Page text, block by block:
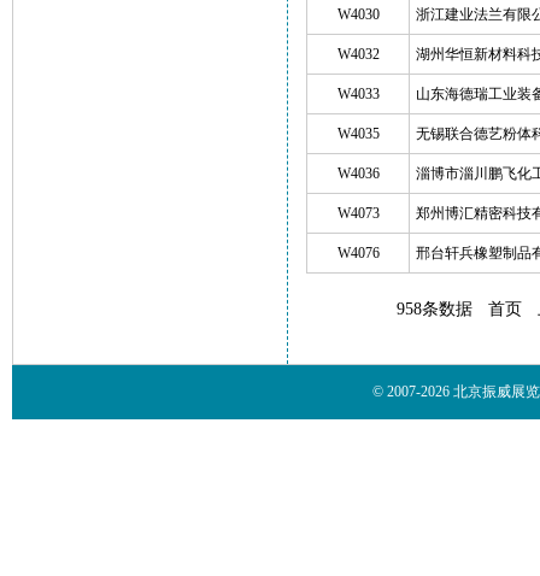
W4030 浙江建业法兰有限
W4032 湖州华恒新材料科
W4033 山东海德瑞工业装
W4035 无锡联合德艺粉体
W4036 淄博市淄川鹏飞化
W4073 郑州博汇精密科技
W4076 邢台轩兵橡塑制品
958条数据 首页
© 2007-2026 北京振威